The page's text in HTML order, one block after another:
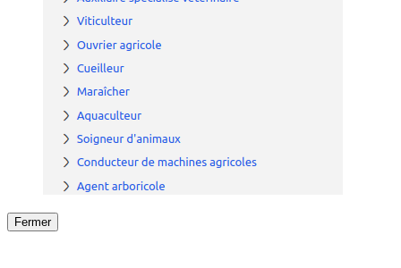
Fermer